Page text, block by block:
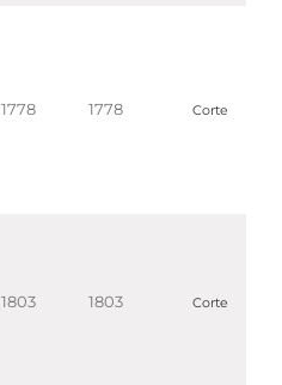
1778 1778 Corte
1803 1803 Corte